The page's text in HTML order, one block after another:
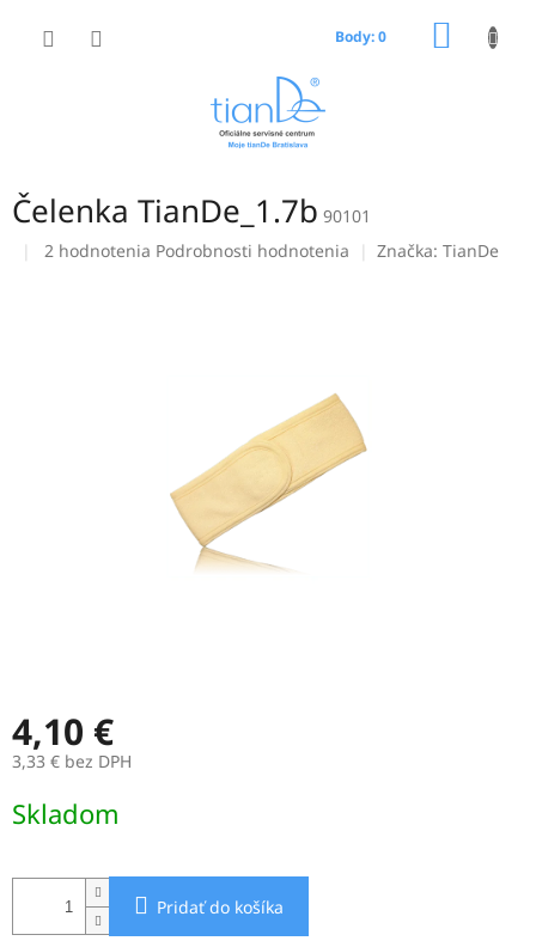
Body: 0
Čelenka TianDe_1.7b 90101
Priemerné
2 hodnotenia Podrobnosti hodnotenia Značka: TianDe
4,10 €
3,33 € bez DPH
cena:
Skladom
Pridať do košíka